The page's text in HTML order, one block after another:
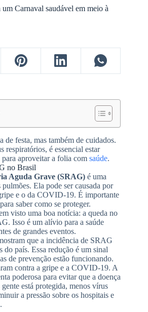
um Carnaval saudável em meio à
de festa, mas também de cuidados.
respiratórios, é essencial estar
para aproveitar a folia com saúde.
no Brasil
Aguda Grave (SRAG) é uma
Ela pode ser causada por
e o da COVID-19. É importante
saber como se proteger.
visto uma boa notícia: a queda no
Isso é um alívio para a saúde
de grandes eventos.
que a incidência de SRAG
do país. Essa redução é um sinal
de prevenção estão funcionando.
contra a gripe e a COVID-19. A
poderosa para evitar que a doença
está protegida, menos vírus
a pressão sobre os hospitais e